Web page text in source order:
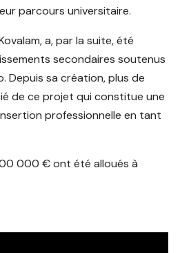
parcours universitaire.
a, par la suite, été
secondaires soutenus
Depuis sa création, plus de
de ce projet qui constitue une
professionnelle en tant
000 € ont été alloués à